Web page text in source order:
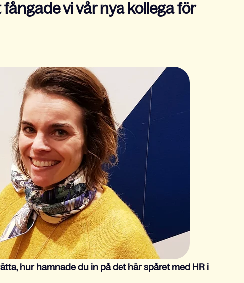
vi vår nya kollega för
hur hamnade du in på det här spåret med HR i